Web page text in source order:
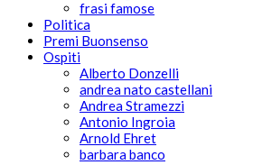
frasi famose
Politica
Premi Buonsenso
Ospiti
Alberto Donzelli
andrea nato castellani
Andrea Stramezzi
Antonio Ingroia
Arnold Ehret
barbara banco